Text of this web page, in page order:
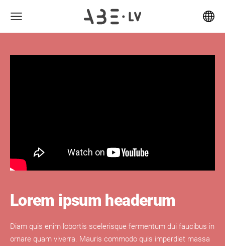
Lorem ipsum headerum
Diam quis enim lobortis scelerisque fermentum dui faucibus in
ornare quam viverra. Mauris commodo quis imperdiet massa